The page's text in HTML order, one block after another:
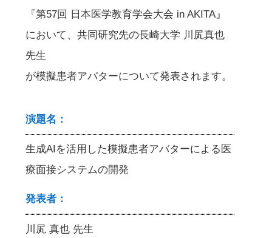
『第57回 日本医学教育学会大会 in AKITA』
において、共同研究先の長崎大学 川㞍真也
先生
が模擬患者アバターについて発表されます。
演題名：
生成AIを活用した模擬患者アバターによる医
療面接システムの開発
発表者：
川㞍 真也 先生